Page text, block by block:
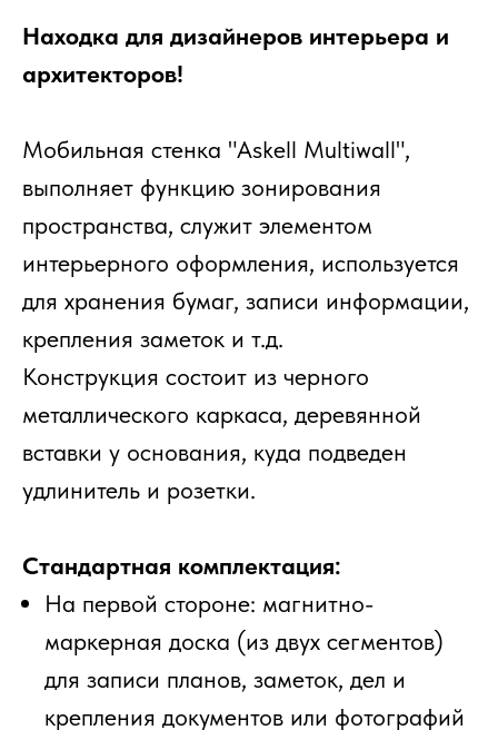
Находка для дизайнеров интерьера и
архитекторов!
Мобильная стенка "Askell Multiwall",
выполняет функцию зонирования
пространства, служит элементом
интерьерного оформления, используется
для хранения бумаг, записи информации,
крепления заметок и т.д.
Конструкция состоит из черного
металлического каркаса, деревянной
вставки у основания, куда подведен
удлинитель и розетки.
Стандартная комплектация:
На первой стороне: магнитно-
маркерная доска (из двух сегментов)
для записи планов, заметок, дел и
крепления документов или фотографий